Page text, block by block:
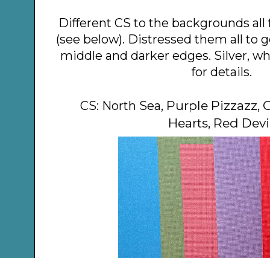
Different CS to the backgrounds
(see below). Distressed them all to
middle and darker edges. Silver,
for details.
CS: North Sea, Purple Pizzazz,
Hearts, Red